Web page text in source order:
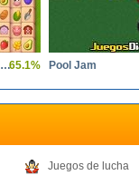
Solitaire Mahjong Farm65.1% Pool Jam
Juegos de lucha